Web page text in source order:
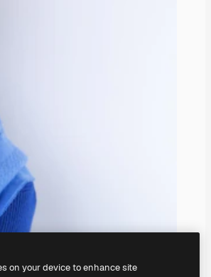
on your device to enhance site